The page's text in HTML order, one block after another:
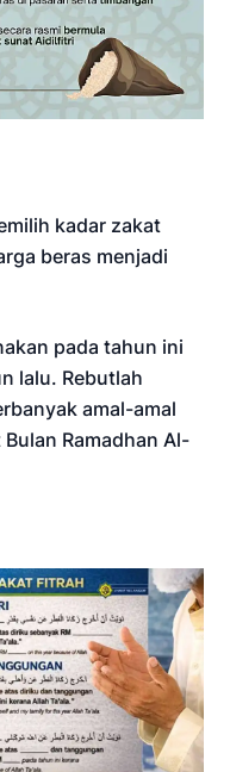
kadar zakat
beras menjadi
pada tahun ini
lalu. Rebutlah
amal-amal
Ramadhan Al-